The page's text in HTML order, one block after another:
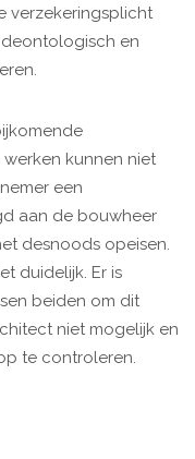
verzekeringsplicht
en
kunnen niet
een
aan de bouwheer
desnoods opeisen.
duidelijk. Er is
beiden om dit
niet mogelijk en
te controleren.